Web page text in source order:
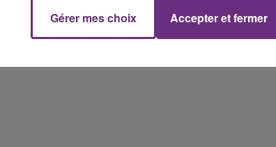
LE WEEK-END CHAMPAGNE FM
Gérer mes choix Accepter et fermer